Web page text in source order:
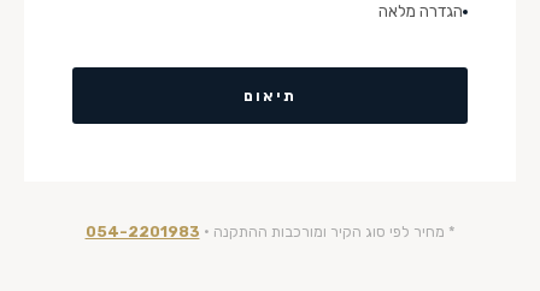
הגדרה מלאה
תיאום
* מחיר לפי סוג הקיר ומורכבות ההתקנה · 054-2201983